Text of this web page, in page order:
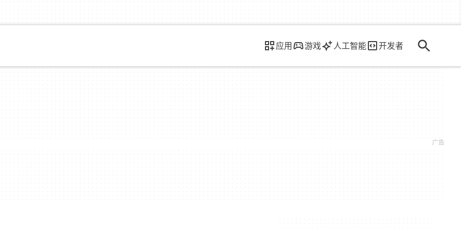
应用 游戏 人工智能 开发者